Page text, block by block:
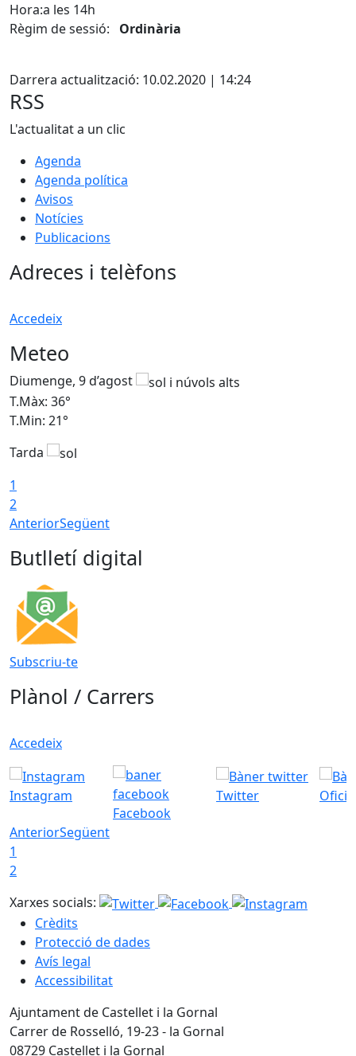
Hora:a les 14h
Règim de sessió:
Ordinària
Darrera actualització: 10.02.2020 | 14:24
RSS
L'actualitat a un clic
Agenda
Agenda política
Avisos
Notícies
Publicacions
Adreces i telèfons
Accedeix
Meteo
Diumenge, 9 d’agost
T.Màx: 36°
T.Min: 21°
Tarda
1
2
AnteriorSegüent
Butlletí digital
Subscriu-te
Plànol / Carrers
Accedeix
Instagram
Facebook
Twitter
AnteriorSegüent
1
2
Xarxes socials:
Crèdits
Protecció de dades
Avís legal
Accessibilitat
Ajuntament de Castellet i la Gornal
Carrer de Rosselló, 19-23 - la Gornal
08729 Castellet i la Gornal